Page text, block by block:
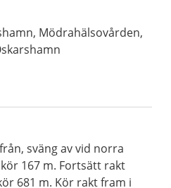
Mödrahälsovården,
sväng av vid norra
167 m. Fortsätt rakt
681 m. Kör rakt fram i